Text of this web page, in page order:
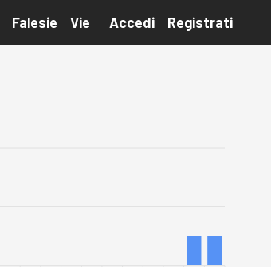
Falesie Vie Accedi Registrati